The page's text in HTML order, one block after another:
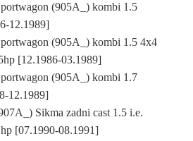
(905A_) kombi 1.5
12.1989]
(905A_) kombi 1.5 4x4
[12.1986-03.1989]
(905A_) kombi 1.7
12.1989]
Sikma zadni cast 1.5 i.e.
[07.1990-08.1991]